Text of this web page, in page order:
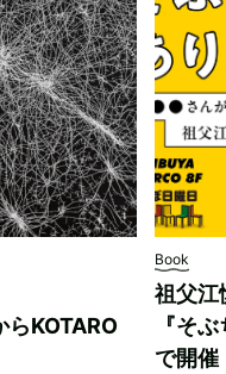
KOTARO
Book
祖父江
『そ
で開催